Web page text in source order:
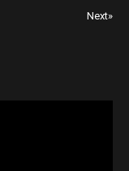
Next»